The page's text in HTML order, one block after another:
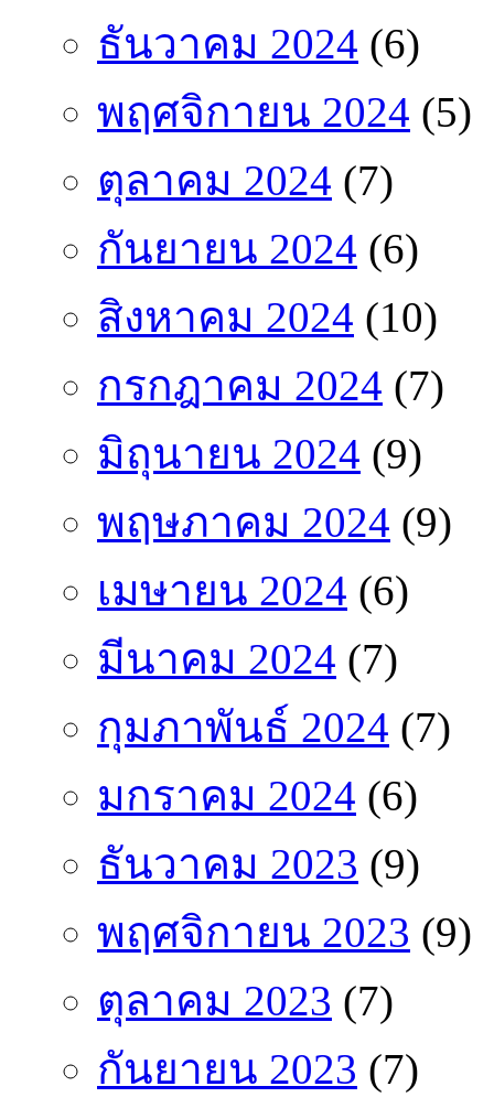
ธันวาคม 2024 (6)
พฤศจิกายน 2024 (5)
ตุลาคม 2024 (7)
กันยายน 2024 (6)
สิงหาคม 2024 (10)
กรกฎาคม 2024 (7)
มิถุนายน 2024 (9)
พฤษภาคม 2024 (9)
เมษายน 2024 (6)
มีนาคม 2024 (7)
กุมภาพันธ์ 2024 (7)
มกราคม 2024 (6)
ธันวาคม 2023 (9)
พฤศจิกายน 2023 (9)
ตุลาคม 2023 (7)
กันยายน 2023 (7)